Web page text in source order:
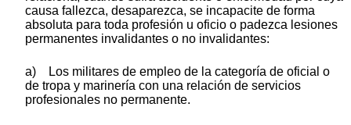
causa fallezca, desaparezca, se incapacite de forma
absoluta para toda profesión u oficio o padezca lesiones
permanentes invalidantes o no invalidantes:
a) Los militares de empleo de la categoría de oficial o
de tropa y marinería con una relación de servicios
profesionales no permanente.